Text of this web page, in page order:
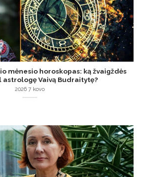
mėnesio horoskopas: ką žvaigždės
astrologę Vaivą Budraitytę?
2026 7 kovo